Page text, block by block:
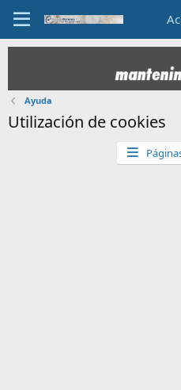
Ayuda
Utilización de cookies